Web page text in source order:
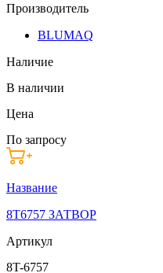
Производитель
BLUMAQ
Наличие
В наличии
Цена
По запросу
Название
8T6757 ЗАТВОР
Артикул
8T-6757